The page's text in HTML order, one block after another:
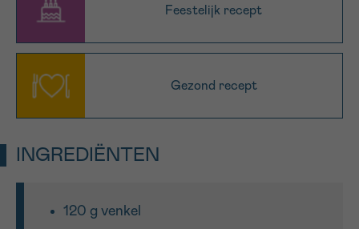
Feestelijk recept
Gezond recept
INGREDIËNTEN
120 g venkel
EMAIL
MIJN VRAAG
Ja, stuur mij de nieuwsbrief